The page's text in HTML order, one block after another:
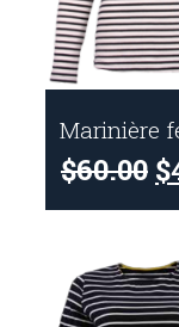
Marinière
$60.00 $